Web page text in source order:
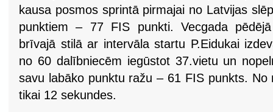
kausa posmos sprintā pirmajai no Latvijas
punktiem – 77 FIS punkti. Vecgada
brīvajā stilā ar intervāla startu P.Eidukai
no 60 dalībniecēm iegūstot 37.vietu un
savu labāko punktu ražu – 61 FIS punkts.
tikai 12 sekundes.